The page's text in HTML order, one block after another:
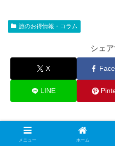
旅のお得情報・コラム
シェ
X
LINE
メニュー ホーム